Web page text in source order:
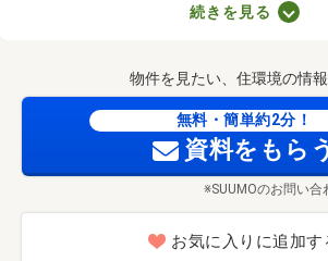
専有面積
61.2m2
タイプ
G
間取り
専有面積
70.95m
価格 価格未定
続きを見る
物件を見たい、住環境の情
無料・簡単約2分！
資料をもらう
※SUUMOのお問い
お気に入りに追加す